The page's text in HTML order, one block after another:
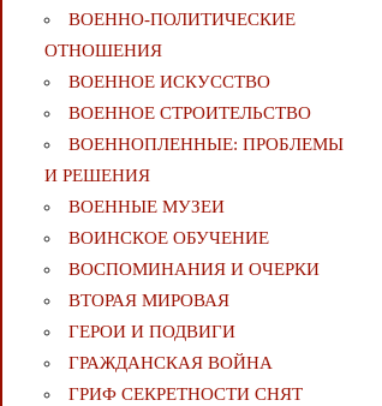
ВОЕННО-ПОЛИТИЧЕСКИE
ОТНОШЕНИЯ
ВОЕННОЕ ИСКУССТВО
ВОЕННОЕ СТРОИТЕЛЬСТВО
ВОЕННОПЛЕННЫЕ: ПРОБЛЕМЫ
И РЕШЕНИЯ
ВОЕННЫЕ МУЗЕИ
ВОИНСКОЕ ОБУЧЕНИЕ
ВОСПОМИНАНИЯ И ОЧЕРКИ
ВТОРАЯ МИРОВАЯ
ГЕРОИ И ПОДВИГИ
ГРАЖДАНСКАЯ ВОЙНА
ГРИФ СЕКРЕТНОСТИ СНЯТ